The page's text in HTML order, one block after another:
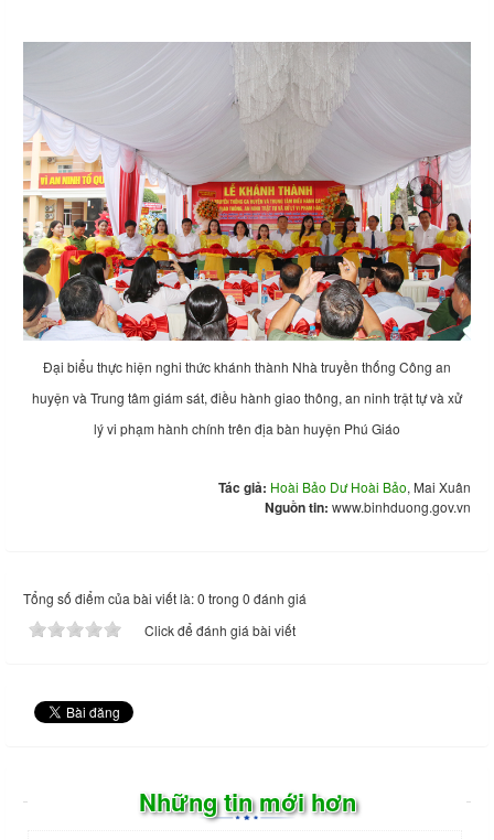
Đại biểu thực hiện nghi thức khánh thành Nhà truyền thống Công an
huyện và Trung tâm giám sát, điều hành giao thông, an ninh trật tự và xử
lý vi phạm hành chính trên địa bàn huyện Phú Giáo
Tác giả: Hoài Bảo Dư Hoài Bảo, Mai Xuân
Nguồn tin: www.binhduong.gov.vn
Tổng số điểm của bài viết là: 0 trong 0 đánh giá
Click để đánh giá bài viết
Những tin mới hơn